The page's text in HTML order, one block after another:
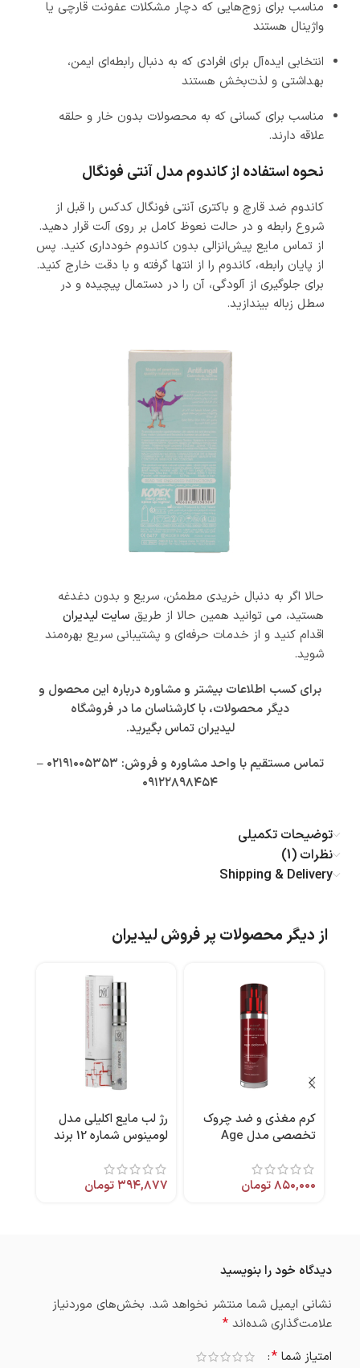
مناسب برای زوج‌هایی که دچار مشکلات عفونت قارچی یا
واژینال هستند
انتخابی ایده‌آل برای افرادی که به دنبال رابطه‌ای ایمن،
بهداشتی و لذت‌بخش هستند
مناسب برای کسانی که به محصولات بدون خار و حلقه
علاقه دارند.
نحوه استفاده از کاندوم مدل آنتی فونگال
کاندوم ضد قارچ و باکتری آنتی فونگال کدکس را قبل از
شروع رابطه و در حالت نعوظ کامل بر روی آلت قرار دهید.
از تماس مایع پیش‌انزالی بدون کاندوم خودداری کنید. پس
از پایان رابطه، کاندوم را از انتها گرفته و با دقت خارج کنید.
برای جلوگیری از آلودگی، آن را در دستمال پیچیده و در
سطل زباله بیندازید.
حالا اگر به دنبال خریدی مطمئن، سریع و بدون دغدغه
هستید، می توانید همین حالا از طریق سایت لیدیران
اقدام کنید و از خدمات حرفه‌ای و پشتیبانی سریع بهره‌مند
شوید.
برای کسب اطلاعات بیشتر و مشاوره درباره این محصول و
دیگر محصولات، با کارشناسان ما در فروشگاه
لیدیرانتماسبگیرید.
تماس مستقیم با واحد مشاوره و فروش: ۰۲۱۹۱۰۰۵۳۵۳ –
۰۹۱۲۲۸۹۸۴۵۴
توضیحات تکمیلی
نظرات (1)
Shipping & Delivery
از دیگر محصولات پر فروش لیدیران
کرم مغذی و ضد چروک
تخصصی مدل Age
اکسپرتیج
۸۵۰,۰۰۰تومان
رژ لب مایع اکلیلی مدل
لومینوس شماره 12 برند
۳۹۴,۸۷۷تومان
دیدگاه خود را بنویسید
نشانی ایمیل شما منتشر نخواهد شد. بخش‌های موردنیاز
علامت‌گذاری شده‌اند *
امتیاز شما *